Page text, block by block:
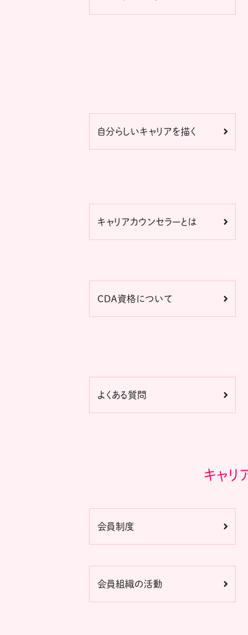
自分らしいキャリアを描く
キャリアカウンセラーとは
CDA資格について
よくある質問
キャリ
会員制度
会員組織の活動